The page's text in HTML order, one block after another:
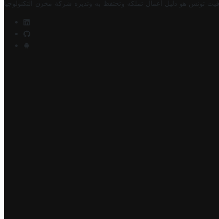
تونس هو دليل أعمال تملكه وتحتفظ به وتديره شركة مخزن التكنولوجيا